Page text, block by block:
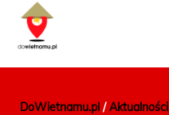
DoWietnamu.pl /Aktualności